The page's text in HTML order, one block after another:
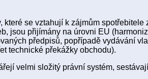
které se vztahují k zájmům spotřebitele
jsou přijímány na úrovni EU
předpisů, popřípadě vydávání
technické překážky obchodu).
velmi složitý právní systém,